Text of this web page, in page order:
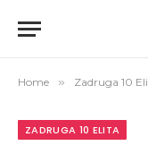
Home » Zadruga 10
ZADRUGA 10 ELITA